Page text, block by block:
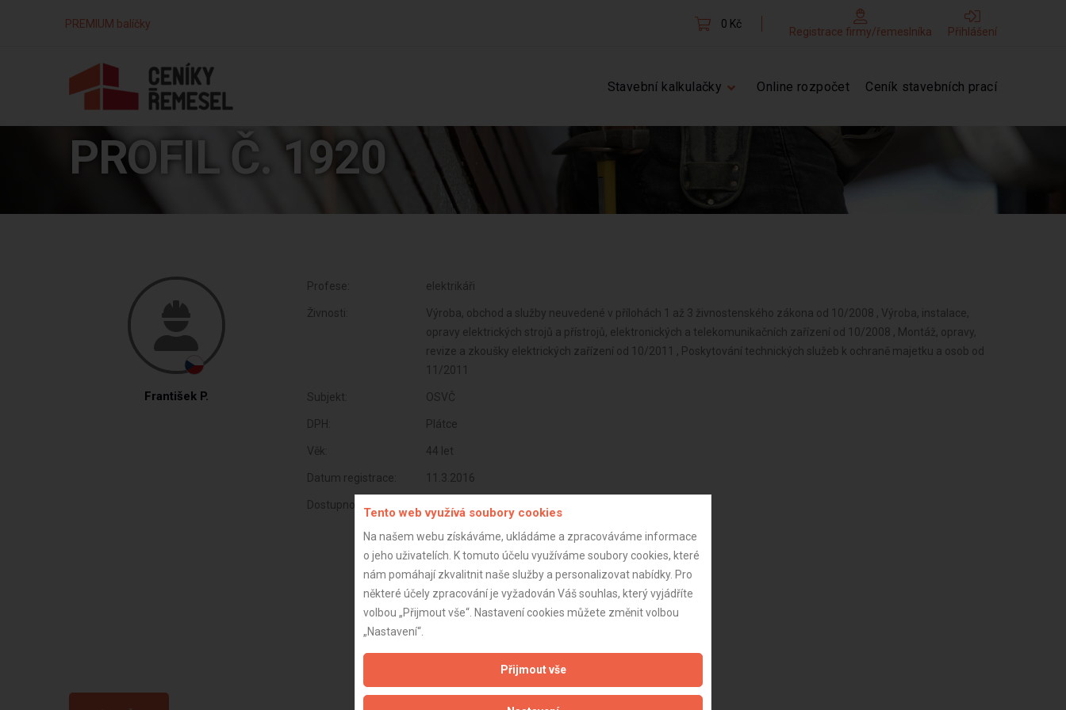
PREMIUM balíčky 0 Kč
Registrace firmy/řemeslníka Přihlášení
Stavební kalkulačky Online rozpočet Ceník stavebních prací
PROFIL Č. 1920
František P.
Profese: elektrikáři
Živnosti:
Výroba, obchod a služby neuvedené v přílohách 1 až 3 živnostenského zákona od 10/2008 , Výroba, instalace,
opravy elektrických strojů a přístrojů, elektronických a telekomunikačních zařízení od 10/2008 , Montáž, opravy,
revize a zkoušky elektrických zařízení od 10/2011 , Poskytování technických služeb k ochraně majetku a osob od
11/2011
Subjekt: OSVČ
DPH: Plátce
Věk: 44 let
Datum registrace: 11.3.2016
Dostupnost:
Tento web využívá soubory cookies
Na našem webu získáváme, ukládáme a zpracováváme informace
o jeho uživatelích. K tomuto účelu využíváme soubory cookies, které
nám pomáhají zkvalitnit naše služby a personalizovat nabídky. Pro
některé účely zpracování je vyžadován Váš souhlas, který vyjádříte
volbou „Přijmout vše“. Nastavení cookies můžete změnit volbou
„Nastavení“.
Přijmout vše